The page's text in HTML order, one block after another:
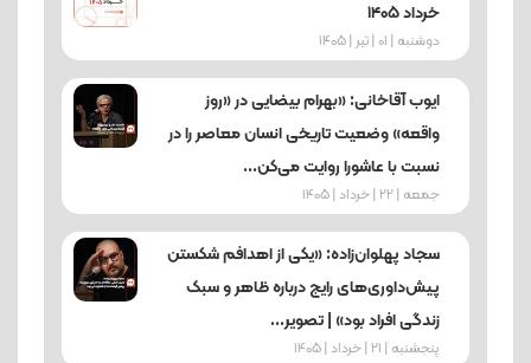
خرداد ۱۴۰۵
دوشنبه | 01 | تیر | 1405
ایوب آقاخانی: «بهرام بیضایی در «روز
واقعه» وضعیت تاریخی انسان معاصر را در
نسبت با عاشورا روایت می‌کن...
جمعه | 22 | خرداد | 1405
سجاد پهلوان‌زاده: «یکی از اهدافم شکستن
پیش‌داوری‌های رایج درباره ظاهر و سبک
زندگی افراد بود» | تصویر...
پنجشنبه | 21 | خرداد | 1405